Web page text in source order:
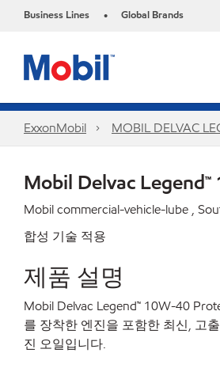
Business Lines • Global Brands
ExxonMobil MOBIL DELVAC
Mobil Delvac
Mobil commercial-vehicle-lube ,
합성 기술 적용
제품 설명
Mobil Delvac Legend™ 10W-40
를 장착한 엔진을 포함한 최신, 고
진 오일입니다.